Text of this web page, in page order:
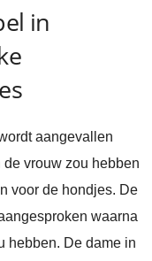
in
aangevallen
vrouw zou hebben
voor de hondjes. De
waarna
hebben. De dame in